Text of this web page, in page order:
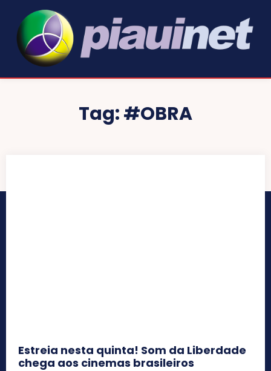
Tag:#OBRA
Estreia nesta quinta! Som da Liberdade
chega aos cinemas brasileiros